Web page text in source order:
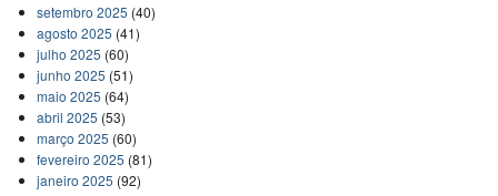
setembro 2025 (40)
agosto 2025 (41)
julho 2025 (60)
junho 2025 (51)
maio 2025 (64)
abril 2025 (53)
março 2025 (60)
fevereiro 2025 (81)
janeiro 2025 (92)